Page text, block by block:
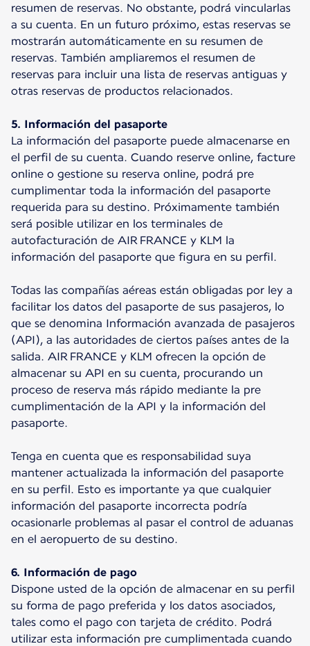
resumen de reservas. No obstante, podrá vincularlas
a su cuenta. En un futuro próximo, estas reservas se
mostrarán automáticamente en su resumen de
reservas. También ampliaremos el resumen de
reservas para incluir una lista de reservas antiguas y
otras reservas de productos relacionados.
5. Información del pasaporte
La información del pasaporte puede almacenarse en
el perfil de su cuenta. Cuando reserve online, facture
online o gestione su reserva online, podrá pre
cumplimentar toda la información del pasaporte
requerida para su destino. Próximamente también
será posible utilizar en los terminales de
autofacturación de AIR FRANCE y KLM la
información del pasaporte que figura en su perfil.
Todas las compañías aéreas están obligadas por ley a
facilitar los datos del pasaporte de sus pasajeros, lo
que se denomina Información avanzada de pasajeros
(API), a las autoridades de ciertos países antes de la
salida. AIR FRANCE y KLM ofrecen la opción de
almacenar su API en su cuenta, procurando un
proceso de reserva más rápido mediante la pre
cumplimentación de la API y la información del
pasaporte.
Tenga en cuenta que es responsabilidad suya
mantener actualizada la información del pasaporte
en su perfil. Esto es importante ya que cualquier
información del pasaporte incorrecta podría
ocasionarle problemas al pasar el control de aduanas
en el aeropuerto de su destino.
6. Información de pago
Dispone usted de la opción de almacenar en su perfil
su forma de pago preferida y los datos asociados,
tales como el pago con tarjeta de crédito. Podrá
utilizar esta información pre cumplimentada cuando